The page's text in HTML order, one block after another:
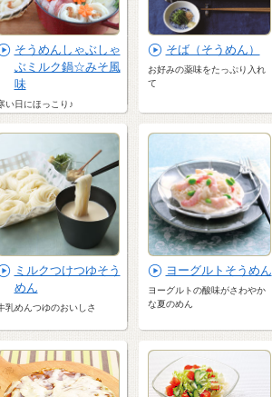
そうめんしゃぶしゃ
ぶミルク鍋☆みそ風
味
い日にほっこり♪
そば（そうめん）
お好みの薬味をたっぷり入れ
て
ミルクつけつゆそう
めん
乳めんつゆのおいしさ
ヨーグルトそうめん
ヨーグルトの酸味がさわやか
な夏のめん